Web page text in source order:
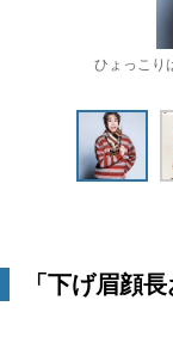
ひょっこり
「下げ眉顔